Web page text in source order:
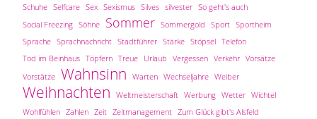
Schuhe Selfcare Sex Sexismus Silves silvester So geht's auch
Social Freezing Söhne Sommer Sommergold Sport Sportheim
Sprache Sprachnachricht Stadtführer Stärke Stöpsel Telefon
Tod im Beinhaus Töpfern Treue Urlaub Vergessen Verkehr Vorsätze
Vorstätze Wahnsinn Warten Wechseljahre Weiber
Weihnachten Weltmeisterschaft Werbung Wetter Wichtel
Wohlfühlen Zahlen Zeit Zeitmanagement Zum Glück gibt's Alsfeld